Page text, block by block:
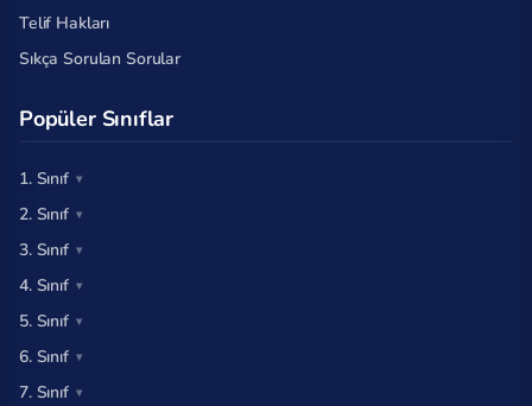
Telif Hakları
Sıkça Sorulan Sorular
Popüler Sınıflar
1. Sınıf
2. Sınıf
3. Sınıf
4. Sınıf
5. Sınıf
6. Sınıf
7. Sınıf